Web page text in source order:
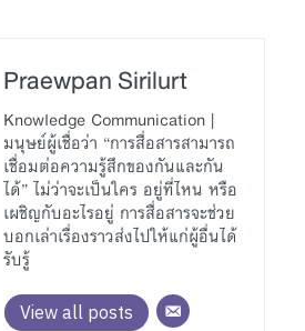
Praewpan Sirilurt
Knowledge Communication |
มนุษย์ผู้เชื่อว่า “การสื่อสารสามารถ
เชื่อมต่อความรู้สึกของกันและกัน
ได้” ไม่ว่าจะเป็นใคร อยู่ที่ไหน หรือ
เผชิญกับอะไรอยู่ การสื่อสารจะช่วย
บอกเล่าเรื่องราวส่งไปให้แก่ผู้อื่นได้
รับรู้
View all posts